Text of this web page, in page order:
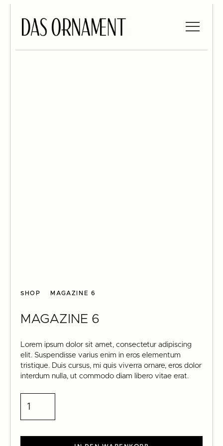
SHOP MAGAZINE 6
MAGAZINE 6
Lorem ipsum dolor sit amet, consectetur adipiscing
elit. Suspendisse varius enim in eros elementum
tristique. Duis cursus, mi quis viverra ornare, eros dolor
interdum nulla, ut commodo diam libero vitae erat.